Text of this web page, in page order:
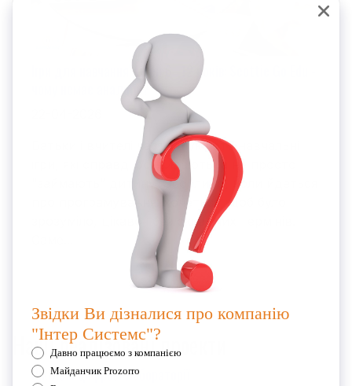
Ігри для навчання дітей 6–12 років: Scottie Go Edu -
чому немає аналогів?
Батьки і вчителі часто шукають навчальні
ігри, які справді розвивають, а не просто
“займають” дитину. Особливо, коли йдеться
про програмування: хочеться, щоб було
зрозуміло, цікаво і без складних термінів.
Наші реалізовані проекти
Шкільні цифрові лабораторії